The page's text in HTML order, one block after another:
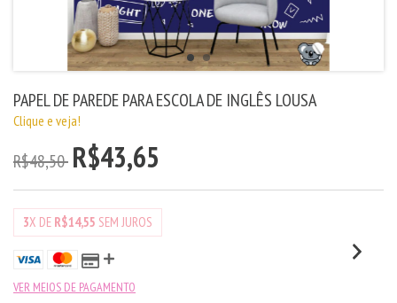
PAPEL DE PAREDE PARA ESCOLA DE INGLÊS LOUSA
Clique e veja!
R$48,50 R$43,65
3X DE R$14,55 SEM JUROS
VER MEIOS DE PAGAMENTO